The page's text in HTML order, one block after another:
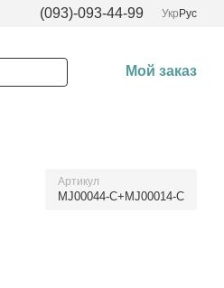
(093)-093-44-99 Укр Рус
Мой заказ
Артикул
MJ00044-C+MJ00014-C